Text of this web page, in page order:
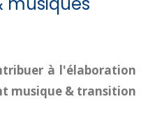
à l'élaboration
musique & transition